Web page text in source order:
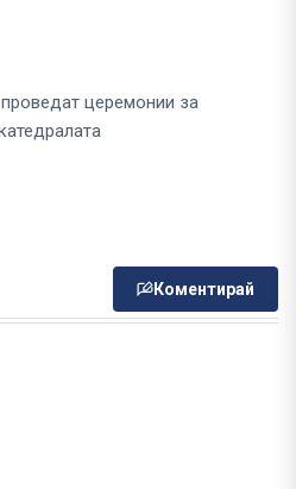
церемонии за
Коментирай